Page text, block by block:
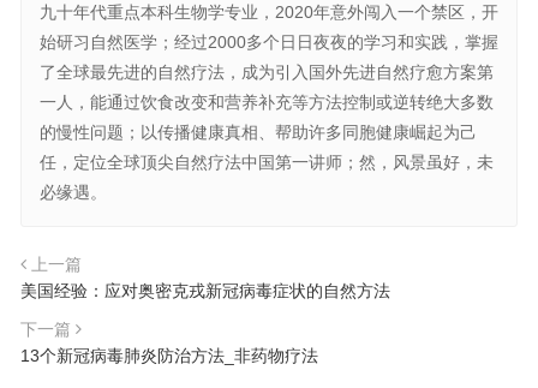
九十年代重点本科生物学专业，2020年意外闯入一个禁区，开
始研习自然医学；经过2000多个日日夜夜的学习和实践，掌握
了全球最先进的自然疗法，成为引入国外先进自然疗愈方案第
一人，能通过饮食改变和营养补充等方法控制或逆转绝大多数
的慢性问题；以传播健康真相、帮助许多同胞健康崛起为己
任，定位全球顶尖自然疗法中国第一讲师；然，风景虽好，未
必缘遇。
上一篇
美国经验：应对奥密克戎新冠病毒症状的自然方法
下一篇
13个新冠病毒肺炎防治方法_非药物疗法